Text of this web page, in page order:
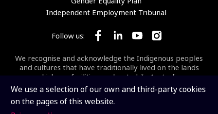
We use a selection of our own and third-party cookies
on the pages of this website.
Independent Employment Tribunal
Follow us: Follow SKA Observatory on
Follow SKA Observatory
Follow SKA
Follow SKA
We recognise and acknowledge the Indigenous peoples
and cultures that have traditionally lived on the lands
on which our facilities are located. In Australia, we
acknowledge the Wajarri Yamaji as the Traditional
Owners and Native Title Holders of Inyarrimanha Ilgari
Bundara, the CSIRO Murchison Radio-astronomy